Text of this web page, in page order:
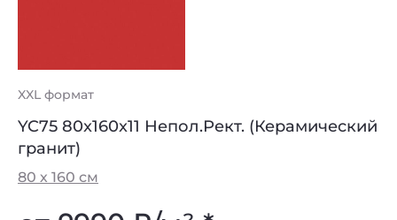
XXL формат
YC75 80x160x11 Непол.Рект. (Керамический
гранит)
80 х 160 см